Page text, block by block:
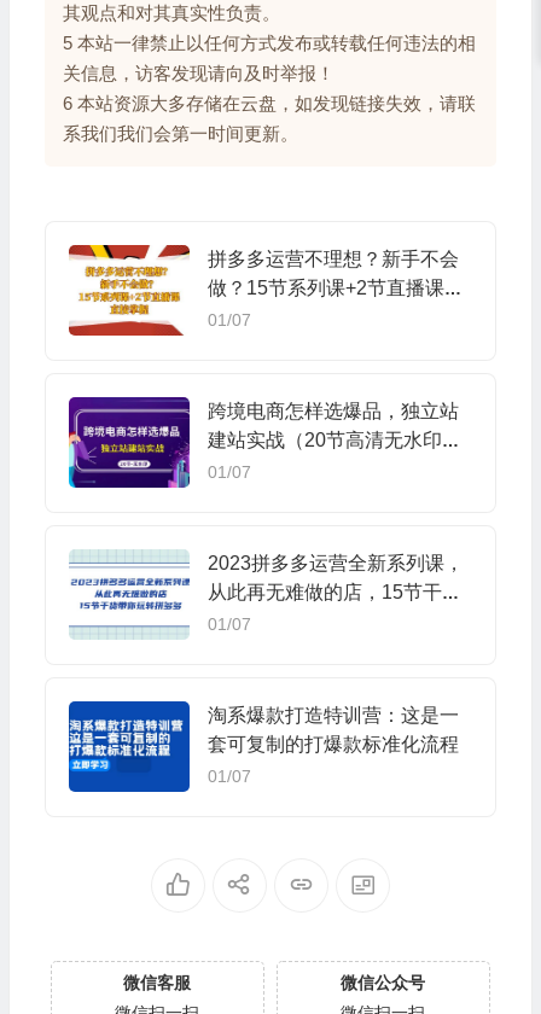
其观点和对其真实性负责。
5 本站一律禁止以任何方式发布或转载任何违法的相
关信息，访客发现请向及时举报！
6 本站资源大多存储在云盘，如发现链接失效，请联
系我们我们会第一时间更新。
拼多多运营不理想？新手不会
做？15节系列课+2节直播课，
直接掌握
01/07
跨境电商怎样选爆品，独立站
建站实战（20节高清无水印
课）
01/07
2023拼多多运营全新系列课，
从此再无难做的店，15节干货
带你玩转拼多多
01/07
淘系爆款打造特训营：这是一
套可复制的打爆款标准化流程
01/07
微信客服
微信公众号